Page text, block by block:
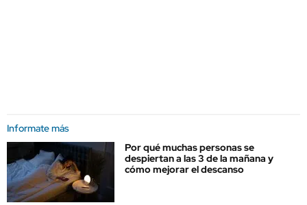
Informate más
Por qué muchas personas se
despiertan a las 3 de la mañana y
cómo mejorar el descanso